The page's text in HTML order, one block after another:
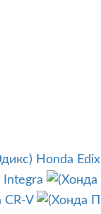
Honda Edix
Integra
CR-V